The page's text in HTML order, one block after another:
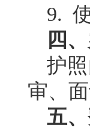
9.
四
护
审、
五